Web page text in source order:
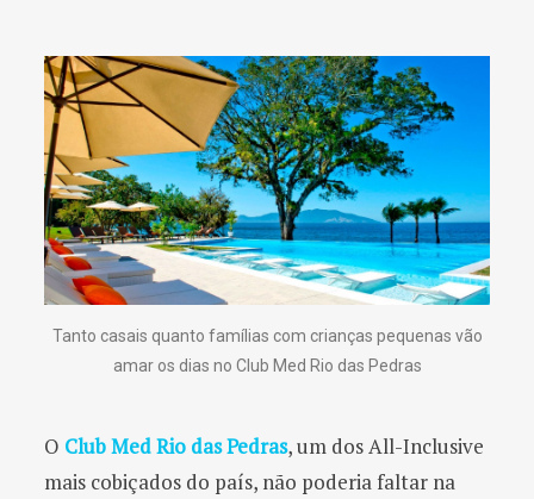
Tanto casais quanto famílias com crianças pequenas vão
amar os dias no Club Med Rio das Pedras
O Club Med Rio das Pedras, um dos All-Inclusive
mais cobiçados do país, não poderia faltar na